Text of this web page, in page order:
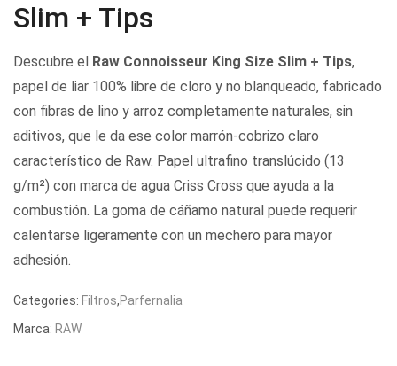
Slim + Tips
Descubre el Raw Connoisseur King Size Slim + Tips,
papel de liar 100% libre de cloro y no blanqueado, fabricado
con fibras de lino y arroz completamente naturales, sin
aditivos, que le da ese color marrón-cobrizo claro
característico de Raw. Papel ultrafino translúcido (13
g/m²) con marca de agua Criss Cross que ayuda a la
combustión. La goma de cáñamo natural puede requerir
calentarse ligeramente con un mechero para mayor
adhesión.
Categories: Filtros,Parfernalia
Marca: RAW